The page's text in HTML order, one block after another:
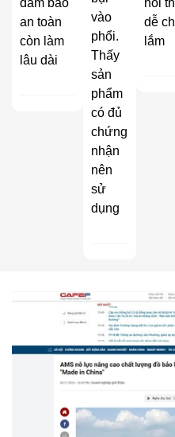
an toàn
còn làm
lâu dài
vào
phổi.
Thấy
sản
phẩm
có đủ
chứng
nhận
nên
sử
dụng
dễ
lắm